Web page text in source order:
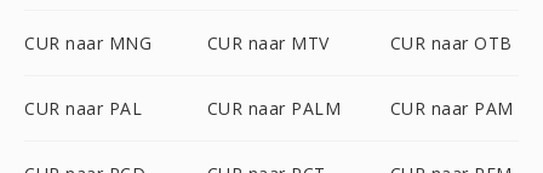
CUR naar MNG CUR naar MTV CUR naar OTB
CUR naar PAL CUR naar PALM CUR naar PAM